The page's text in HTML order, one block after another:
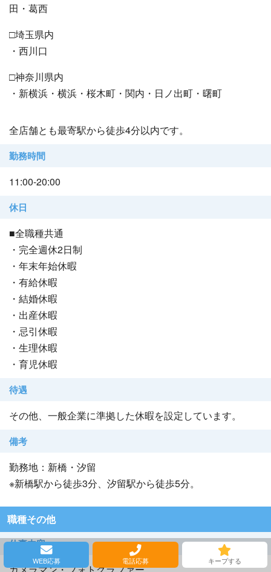
田・葛西
□埼玉県内
・西川口
□神奈川県内
・新横浜・横浜・桜木町・関内・日ノ出町・曙町
全店舗とも最寄駅から徒歩4分以内です。
勤務時間
11:00-20:00
休日
■全職種共通
・完全週休2日制
・年末年始休暇
・有給休暇
・結婚休暇
・出産休暇
・忌引休暇
・生理休暇
・育児休暇
待遇
その他、一般企業に準拠した休暇を設定しています。
備考
勤務地：新橋・汐留
※新橋駅から徒歩3分、汐留駅から徒歩5分。
職種その他
仕事内容
カメラマン・フォトグラファー
WEB応募 電話応募 キープする